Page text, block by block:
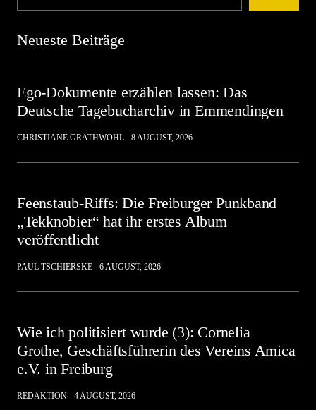
Neueste Beiträge
Ego-Dokumente erzählen lassen: Das
Deutsche Tagebucharchiv in Emmendingen
CHRISTIANE GRATHWOHL 8 AUGUST, 2026
Feenstaub-Riffs: Die Freiburger Punkband
„Tekknobier“ hat ihr erstes Album
veröffentlicht
PAUL TSCHIERSKE 6 AUGUST, 2026
Wie ich politisiert wurde (3): Cornelia
Grothe, Geschäftsführerin des Vereins Amica
e.V. in Freiburg
REDAKTION 4 AUGUST, 2026